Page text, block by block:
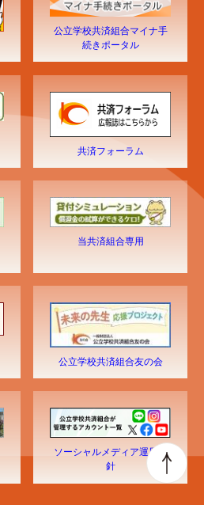
公立学校共済組合マイナ手
続きポータル
共済フォーラム
当共済組合専用
公立学校共済組合友の会
ソーシャルメディア運用方
針